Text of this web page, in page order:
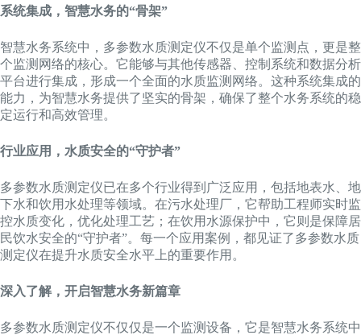
系统集成，智慧水务的“骨架”
智慧水务系统中，多参数水质测定仪不仅是单个监测点，更是整
个监测网络的核心。它能够与其他传感器、控制系统和数据分析
平台进行集成，形成一个全面的水质监测网络。这种系统集成的
能力，为智慧水务提供了坚实的骨架，确保了整个水务系统的稳
定运行和高效管理。
行业应用，水质安全的“守护者”
多参数水质测定仪已在多个行业得到广泛应用，包括地表水、地
下水和饮用水处理等领域。在污水处理厂，它帮助工程师实时监
控水质变化，优化处理工艺；在饮用水源保护中，它则是保障居
民饮水安全的“守护者”。每一个应用案例，都见证了多参数水质
测定仪在提升水质安全水平上的重要作用。
深入了解，开启智慧水务新篇章
多参数水质测定仪不仅仅是一个监测设备，它是智慧水务系统中